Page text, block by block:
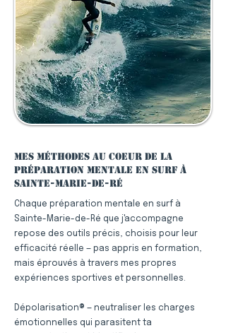
Mes méthodes au coeur de la
préparation mentale en surf à
Sainte-Marie-de-Ré
Chaque préparation mentale en surf à
Sainte-Marie-de-Ré que j'accompagne
repose des outils précis, choisis pour leur
efficacité réelle — pas appris en formation,
mais éprouvés à travers mes propres
expériences sportives et personnelles.
Dépolarisation® — neutraliser les charges
émotionnelles qui parasitent ta